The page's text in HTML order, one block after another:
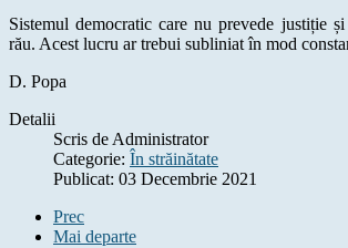
Sistemul democratic care nu prevede justiție
rău. Acest lucru ar trebui subliniat în mod
D. Popa
Detalii
Scris de Administrator
Categorie: În străinătate
Publicat: 03 Decembrie 2021
Prec
Mai departe